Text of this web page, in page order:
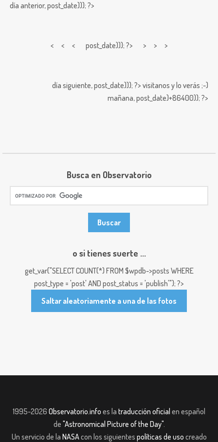
día anterior,post_date))); ?>
< < < post_date))); ?> > > >
día siguiente,post_date))); ?> visitanos y lo verás ;-)
mañana,post_date)+86400)); ?>
Busca en Observatorio
o si tienes suerte ...
get_var("SELECT COUNT(*) FROM $wpdb->posts WHERE
post_type = 'post' AND post_status = 'publish'"); ?>
Saltar aleatoriamente a una de las fotos
1995-2026 Observatorio.info es la traducción oficial en español
de "Astronomical Picture of the Day".
Un servicio de la NASAcon los siguientes políticas de uso creado